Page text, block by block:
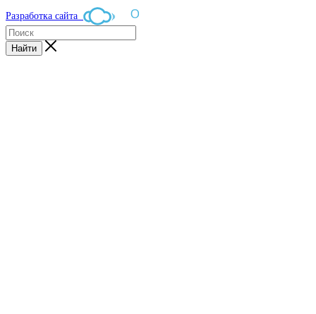
Разработка сайта
Найти